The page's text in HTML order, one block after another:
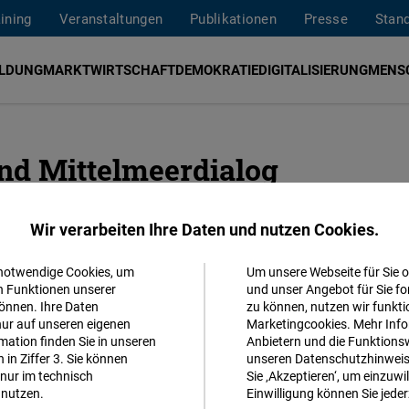
Veranstaltungen Publikationen Presse
MARKTWIRTSCHAFTDEMOKRATIEDIGITALISIERUNG
Mittelmeerdialog
in Südeuropa ein und stärkt den politischen Dialog
Organisationen aus der Zivilgesellschaft in Spanien,
sich das Projektbüro dem strategischen
oder Migration.
Spanien wurde am 31. Dezember 2024
aktualisiert. Für weitere Informationen wenden
Wir verarbeiten Ihre Daten und nutzen Cookies.
Cookies, um
Funktionen unserer
Ihre Daten
auf unseren eigenen
finden Sie in unseren
Ziffer 3. Sie können
im technisch
Um unsere Webseite für Sie
und unser Angebot für Sie
zu können, nutzen wir
Marketingcookies. Mehr
Anbietern und die
unseren
Sie ‚Akzeptieren‘, um
Einwilligung können Sie
Matomo
Facebook
Embed
Akzeptieren